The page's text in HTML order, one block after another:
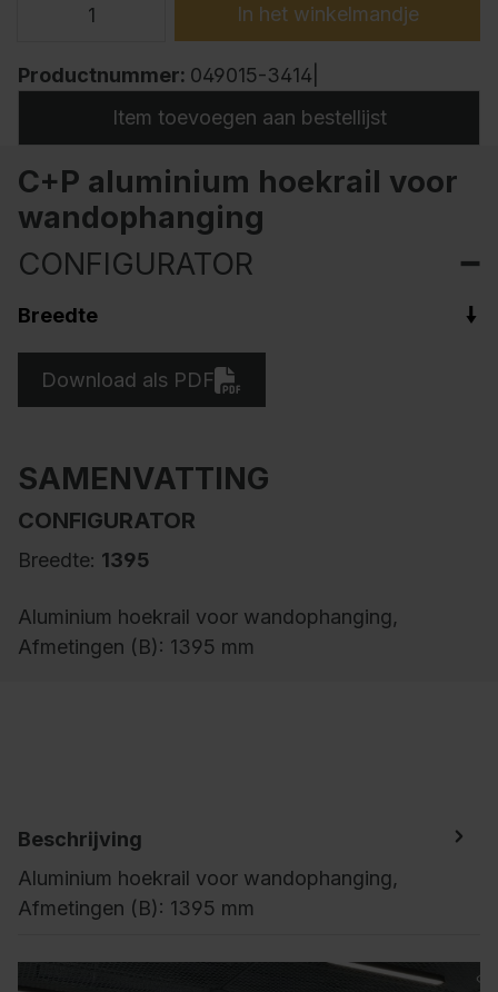
In het winkelmandje
Productnummer: 049015-3414|
Item toevoegen aan bestellijst
C+P aluminium hoekrail voor
wandophanging
CONFIGURATOR
Breedte
Download als PDF
SAMENVATTING
CONFIGURATOR
Breedte: 1395
Aluminium hoekrail voor wandophanging,
Afmetingen (B): 1395 mm
Beschrijving
Aluminium hoekrail voor wandophanging,
Afmetingen (B): 1395 mm